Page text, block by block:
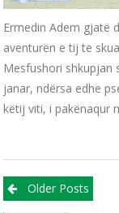
Ermedin Adem gjatë
aventurën e tij te
Mesfushori shkupjan
janar, ndërsa edhe
këtij viti, i pakënaqur
Posts navigation
Older Posts